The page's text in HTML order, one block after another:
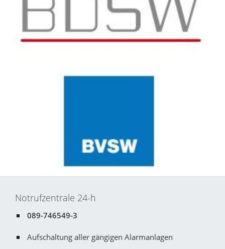
Notrufzentrale 24-h
089-746549-3
Aufschaltung aller gängigen Alarmanlagen